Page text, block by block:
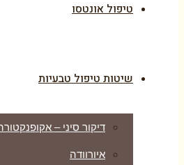
טיפול אונטסו
שיטות טיפול טבעיות
דיקור סיני –
איורוודה